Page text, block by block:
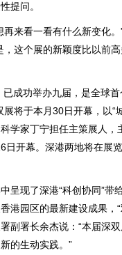
提问。
来看一看有什么新变化。
，这个展的新颖度比以前
功举办九届，是全球首
将于本月30日开幕，以“
学家丁宁担任主策展人，
开幕。深港两地将在展
现了深港“科创协同”带
港园区的最新建设成果，
副署长余杰说：“本届深
的生动实践。”